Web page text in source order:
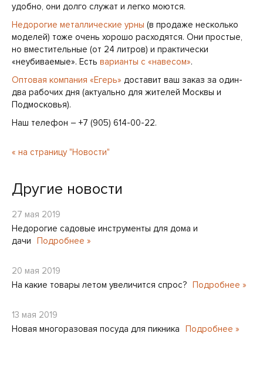
удобно, они долго служат и легко моются.
Недорогие металлические урны (в продаже несколько
моделей) тоже очень хорошо расходятся. Они простые,
но вместительные (от 24 литров) и практически
«неубиваемые». Есть варианты с «навесом».
Оптовая компания «Егерь» доставит ваш заказ за один-
два рабочих дня (актуально для жителей Москвы и
Подмосковья).
Наш телефон – +7 (905) 614-00-22.
« на страницу "Новости"
Другие новости
27 мая 2019
Недорогие садовые инструменты для дома и
дачи
Подробнее »
20 мая 2019
На какие товары летом увеличится спрос? Подробнее »
13 мая 2019
Новая многоразовая посуда для пикника
Подробнее »